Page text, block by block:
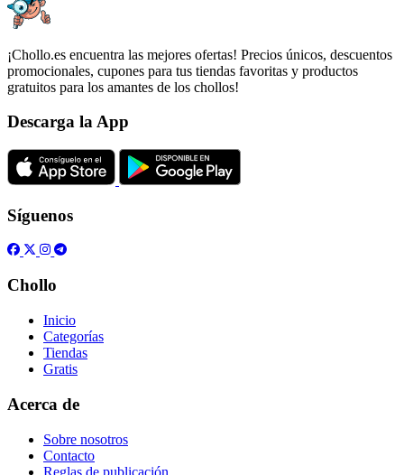
¡Chollo.es encuentra las mejores ofertas! Precios únicos, descuentos
promocionales, cupones para tus tiendas favoritas y productos
gratuitos para los amantes de los chollos!
Descarga la App
Síguenos
Chollo
Inicio
Categorías
Tiendas
Gratis
Acerca de
Sobre nosotros
Contacto
Reglas de publicación